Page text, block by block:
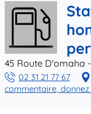
45 Route D'omaha
02 31 21 77 67
commentaire,